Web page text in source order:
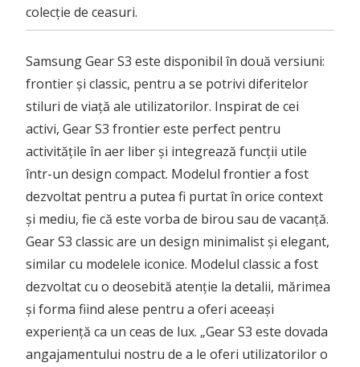
colecție de ceasuri.
Samsung Gear S3 este disponibil în două versiuni:
frontier și classic, pentru a se potrivi diferitelor
stiluri de viață ale utilizatorilor. Inspirat de cei
activi, Gear S3 frontier este perfect pentru
activitățile în aer liber și integrează funcții utile
într-un design compact. Modelul frontier a fost
dezvoltat pentru a putea fi purtat în orice context
și mediu, fie că este vorba de birou sau de vacanță.
Gear S3 classic are un design minimalist și elegant,
similar cu modelele iconice. Modelul classic a fost
dezvoltat cu o deosebită atenție la detalii, mărimea
și forma fiind alese pentru a oferi aceeași
experiență ca un ceas de lux. „Gear S3 este dovada
angajamentului nostru de a le oferi utilizatorilor o